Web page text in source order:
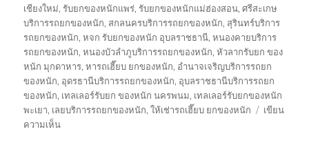
เชียงใหม่,รับยกของหนักแพร่,รับยกของหนักแม่ฮ่องสอน,ศรีสะเกษ
บริการรถยกของหนัก, สกลนครบริการรถยกของหนัก, สุรินทร์บริการ
รถยกของหนัก,หจก รับยกของหนัก อุบลราชธานี,หนองคายบริการ
รถยกของหนัก,หนองบัวลำภูบริการรถยกของหนัก,หัวลากรับยก ของ
หนัก มุกดาหาร,หารถเฮี๊ยบ ยกของหนัก, อำนาจเจริญบริการรถยก
ของหนัก, อุดรธานีบริการรถยกของหนัก, อุบลราชธานีบริการรถยก
ของหนัก, เทลเลอร์รับยก ของหนัก นครพนม, เทลเลอร์รับยกของหนัก
พะเยา, เลยบริการรถยกของหนัก,ให้เช่ารถเฮี๊ยบ ยกของหนัก
เขียน
ความเห็นบน